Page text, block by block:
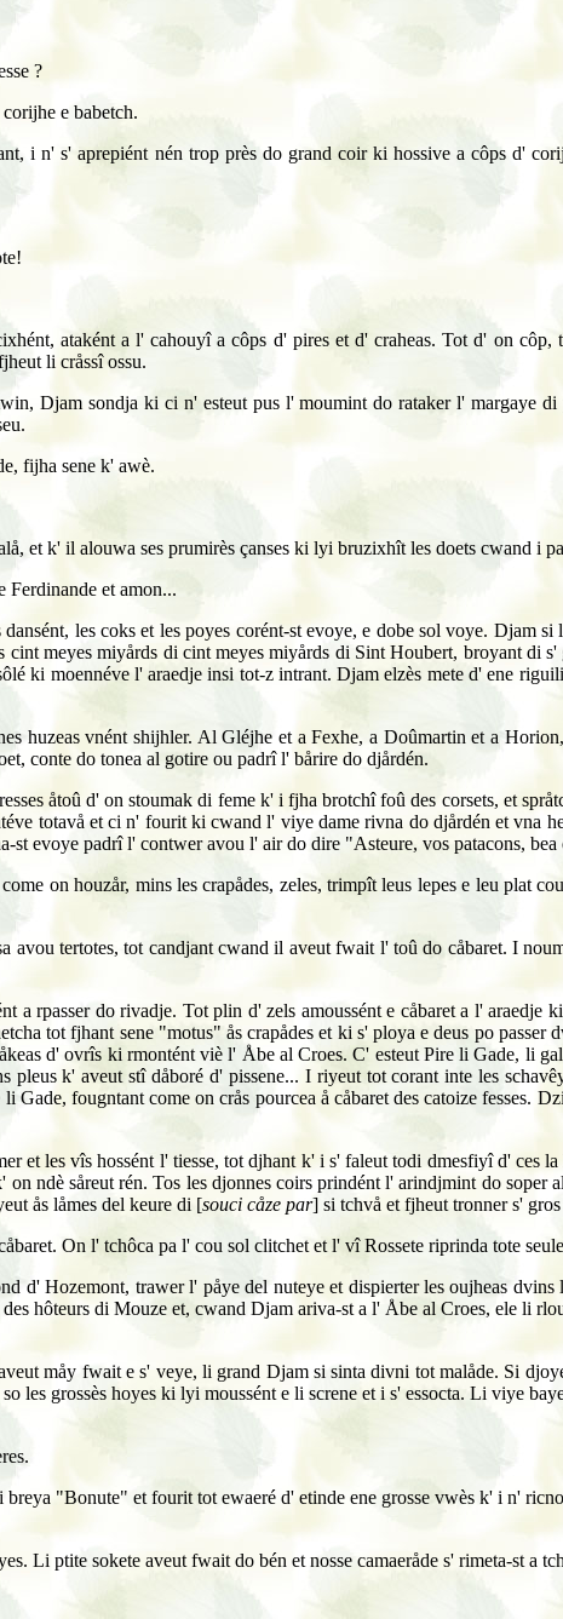
?
e babetch.
i n' s' aprepiént nén trop près do grand coir ki hossive a côps d'
ataként a l' cahouyî a côps d' pires et d' craheas.Tot d' on côp,
li cråssî ossu.
Djam sondja ki ci n' esteut pus l' moumint do rataker l' margaye di
fijha sene k' awè.
et k' il alouwa ses prumirès çanses ki lyi bruzixhît les doets cwand i
Ferdinande et amon...
les coks et les poyes corént-st evoye, e dobe sol voye. Djam si
meyes miyårds di cint meyes miyårds di Sint Houbert, broyant di
ki moennéve l' araedje insi tot-z intrant. Djam elzès mete d' ene
huzeas vnént shijhler. Al Gléjhe et a Fexhe, a Doûmartin et a
conte do tonea al gotire ou padrî l' bårire do djårdén.
åtoû d' on stoumak di feme k' i fjha brotchî foû des corsets, et
totavå et ci n' fourit ki cwand l' viye dame rivna do djårdén et vna
st evoye padrî l' contwer avou l' air do dire "Asteure, vos patacons, bea
on houzår, mins les crapådes, zeles, trimpît leus lepes e leu plat
tertotes, tot candjant cwand il aveut fwait l' toû do cåbaret. I
rpasser do rivadje. Tot plin d' zels amoussént e cåbaret a l' araedje
tot fjhant sene "motus" ås crapådes et ki s' ploya e deus po passer
d' ovrîs ki rmontént viè l' Åbe al Croes. C' esteut Pire li Gade, li
k' aveut stî dåboré d' pissene... I riyeut tot corant inte les
fougntant come on crås pourcea å cåbaret des catoize fesses.
et les vîs hossént l' tiesse, tot djhant k' i s' faleut todi dmesfiyî d' ces
ndè såreut rén. Tos les djonnes coirs prindént l' arindjmint do soper
ås låmes del keure di [souci cåze par] si tchvå et fjheut tronner s'
On l' tchôca pa l' cou sol clitchet et l' vî Rossete riprinda tote
d' Hozemont, trawer l' påye del nuteye et dispierter les oujheas dvins
hôteurs di Mouze et, cwand Djam ariva-st a l' Åbe al Croes, ele li
måy fwait e s' veye, li grand Djam si sinta divni tot malåde. Si
les grossès hoyes ki lyi moussént e li screne et i s' essocta. Li viye
"Bonute" et fourit tot ewaeré d' etinde ene grosse vwès k' i n'
Li ptite sokete aveut fwait do bén et nosse camaeråde s' rimeta-st a